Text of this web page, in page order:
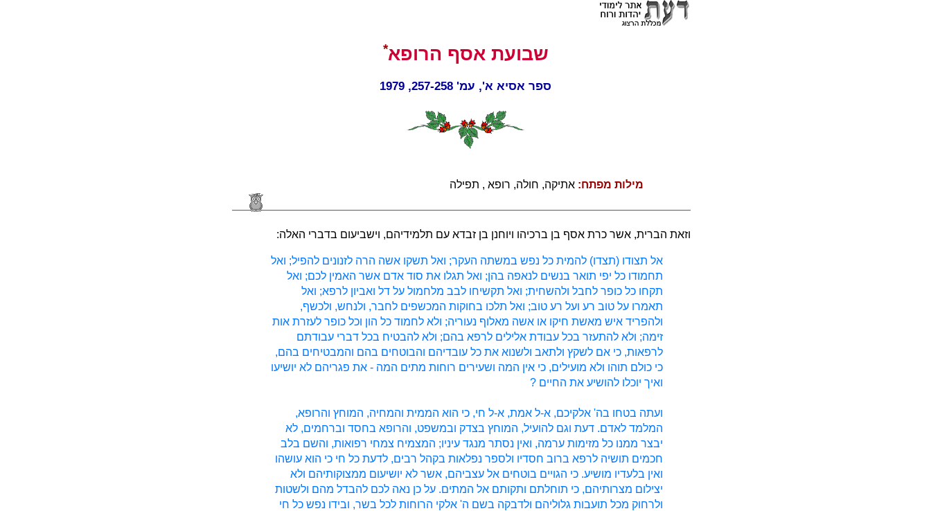
שבועת אסף הרופא*
ספר אסיא א', עמ' 257-258, 1979
מילות מפתח: אתיקה, חולה, רופא , תפילה
וזאת הברית, אשר כרת אסף בן ברכיהו ויוחנן בן זבדא עם תלמידיהם, וישביעום בדברי האלה:
אל תצודו (תצדו) להמית כל נפש במשתה העקר; ואל תשקו אשה הרה לזנונים להפיל; ואל
תחמודו כל יפי תואר בנשים לנאפה בהן; ואל תגלו את סוד אדם אשר האמין לכם; ואל
תקחו כל כופר לחבל ולהשחית; ואל תקשיחו לבב מלחמול על דל ואביון לרפא; ואל
תאמרו על טוב רע ועל רע טוב; ואל תלכו בחוקות המכשפים לחבר, ולנחש, ולכשף,
ולהפריד איש מאשת חיקו או אשה מאלוף נעוריה; ולא לחמוד כל הון וכל כופר לעזרת אות
זימה; ולא להתעזר בכל עבודת אלילים לרפא בהם; ולא להבטיח בכל דברי עבודתם
לרפאות, כי אם לשקץ ולתאב ולשנוא את כל עובדיהם והבוטחים בהם והמבטיחים בהם,
כי כולם תוהו ולא מועילים, כי אין המה ושעירים רוחות מתים המה - את פגריהם לא יושיעו
ואיך יוכלו להושיע את החיים ?
ועתה בטחו בה' אלקיכם, א-ל אמת, א-ל חי, כי הוא הממית והמחיה, המוחץ והרופא,
המלמד לאדם. דעת וגם להועיל, המוחץ בצדק ובמשפט, והרופא בחסד וברחמים, לא
יבצר ממנו כל מזימות ערמה, ואין נסתר מנגד עיניו; המצמיח צמחי רפואות, והשם בלב
חכמים תושיה לרפא ברוב חסדיו ולספר נפלאות בקהל רבים, לדעת כל חי כי הוא עושהו
ואין בלעדיו מושיע. כי הגויים בוטחים אל עצביהם, אשר לא יושיעום ממצוקותיהם ולא
יצילום מצרותיהם, כי תוחלתם ותקותם אל המתים. על כן נאה לכם להבדל מהם ולשטות
ולרחוק מכל תועבות גלוליהם ולדבקה בשם ה' אלקי הרוחות לכל בשר, ובידו נפש כל חי